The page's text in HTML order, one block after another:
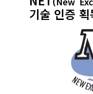
기술 인증 획